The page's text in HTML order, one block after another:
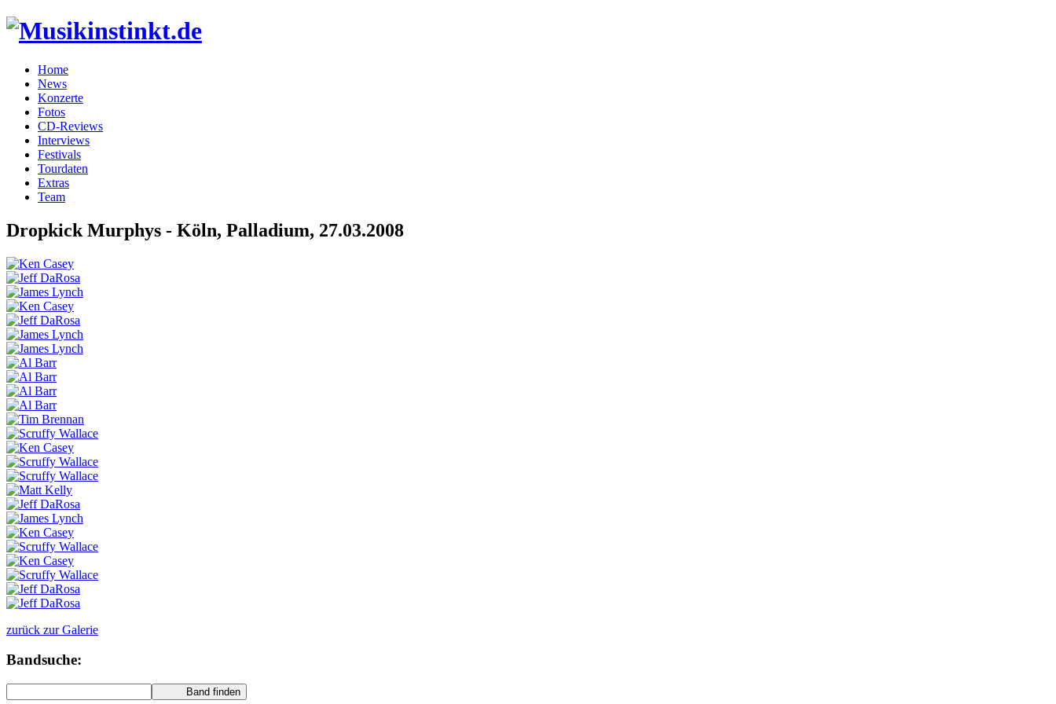
Home
News
Konzerte
Fotos
CD-Reviews
Interviews
Festivals
Tourdaten
Extras
Team
Dropkick Murphys - Köln, Palladium, 27.03.2008
zurück zur Galerie
Bandsuche: